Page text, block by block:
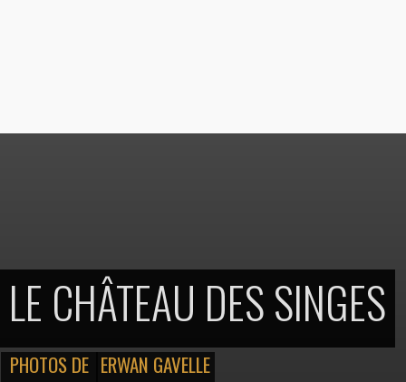
LE CHÂTEAU DES SINGES
ERWAN GAVELLE
PHOTOS DE